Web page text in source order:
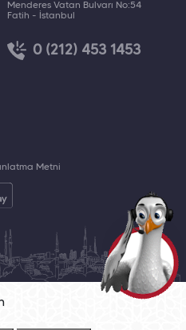
Menderes Vatan Bulvarı No:54
Fatih - İstanbul
0 (212) 453 1453
Metni